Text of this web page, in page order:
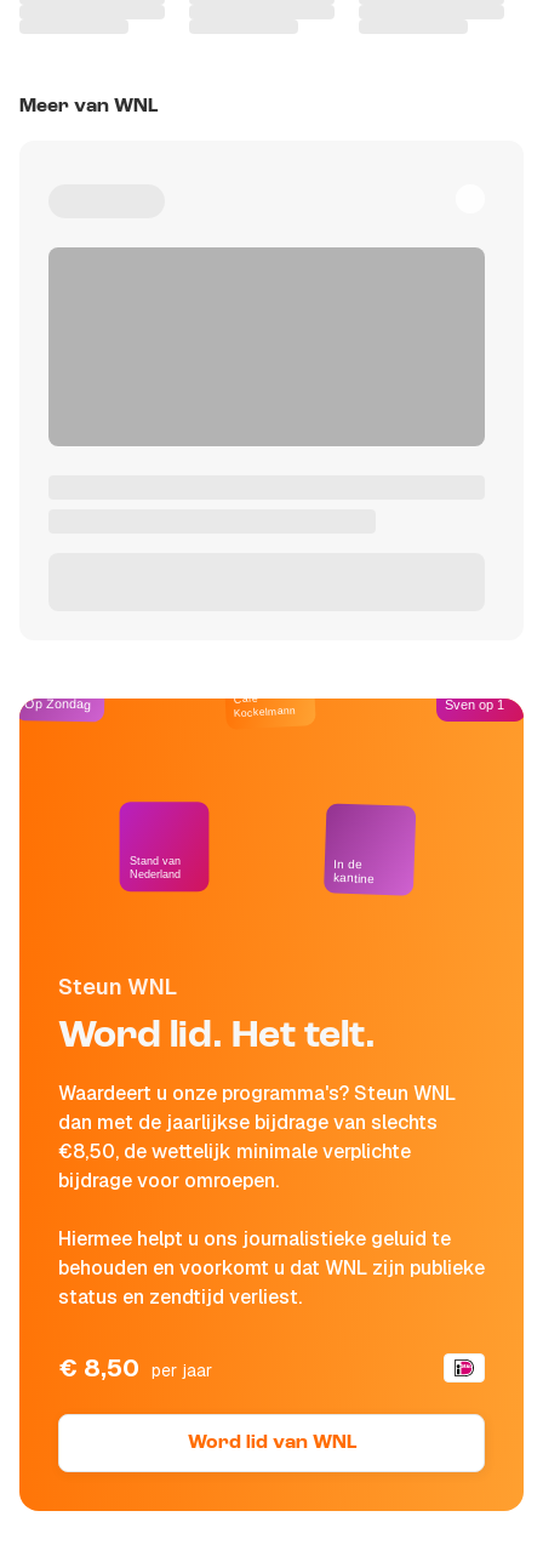
Meer van WNL
Steun WNL
Word lid. Het telt.
Waardeert u onze programma's? Steun WNL
dan met de jaarlijkse bijdrage van slechts
€8,50, de wettelijk minimale verplichte
bijdrage voor omroepen.
Hiermee helpt u ons journalistieke geluid te
behouden en voorkomt u dat WNL zijn publieke
status en zendtijd verliest.
€ 8,50 per jaar
Word lid van WNL
Op Zondag
Stand van
Nederland
Café
Kockelmann
In de
kantine
Sven op 1